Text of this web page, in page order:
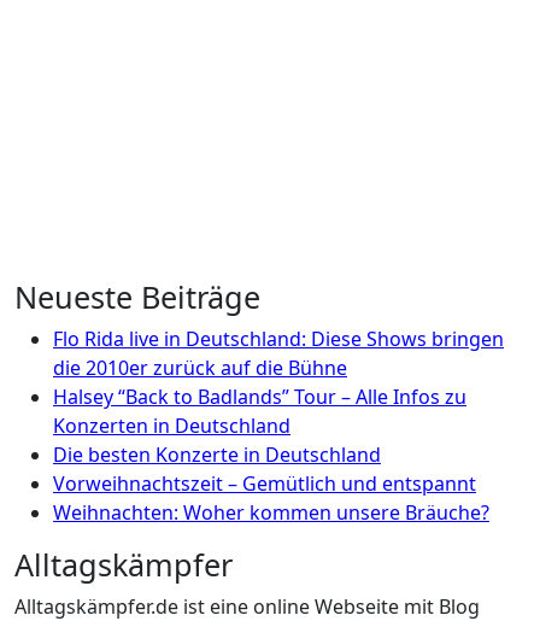
Neueste Beiträge
Flo Rida live in Deutschland: Diese Shows bringen
die 2010er zurück auf die Bühne
Halsey “Back to Badlands” Tour – Alle Infos zu
Konzerten in Deutschland
Die besten Konzerte in Deutschland
Vorweihnachtszeit – Gemütlich und entspannt
Weihnachten: Woher kommen unsere Bräuche?
Alltagskämpfer
Alltagskämpfer.de ist eine online Webseite mit Blog